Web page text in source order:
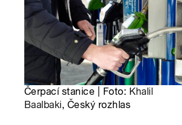
Čerpací stanice | Foto: Khalil
Baalbaki, Český rozhlas